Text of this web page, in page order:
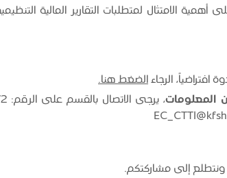
أهمية الامتثال لمتطلبات التقارير المالية
افتراضياً، الرجاءالضغط هنا.
المعلومات
ونتطلع إلى مشاركتكم.